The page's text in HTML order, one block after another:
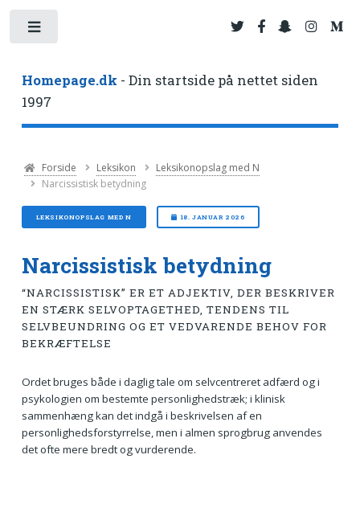
Homepage.dk - Din startside på nettet siden
1997
Forside Leksikon
Leksikonopslag med N
Narcissistisk betydning
LEKSIKONOPSLAG MED N 18. JANUAR 2026
Narcissistisk betydning
“NARCISSISTISK” ER ET ADJEKTIV, DER BESKRIVER
EN STÆRK SELVOPTAGETHED, TENDENS TIL
SELVBEUNDRING OG ET VEDVARENDE BEHOV FOR
BEKRÆFTELSE
Ordet bruges både i daglig tale om selvcentreret adfærd og i
psykologien om bestemte personlighedstræk; i klinisk
sammenhæng kan det indgå i beskrivelsen af en
personlighedsforstyrrelse, men i almen sprogbrug anvendes
det ofte mere bredt og vurderende.